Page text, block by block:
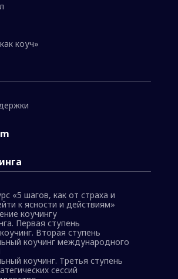
коуч»
«5 шагов, как от страха и
к ясности и действиям»
коучингу
Первая ступень
Вторая ступень
коучинг международного
коучинг. Третья ступень
сессий